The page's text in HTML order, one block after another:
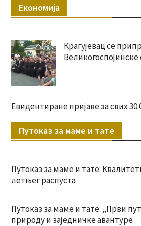
Економија
Крагујевац се
Евидентиране пријаве за свих
Путоказ за маме и тате
Путоказ за маме и тате:
летњег распуста
Путоказ за маме и тате: „Први
природу и заједничке авантуре